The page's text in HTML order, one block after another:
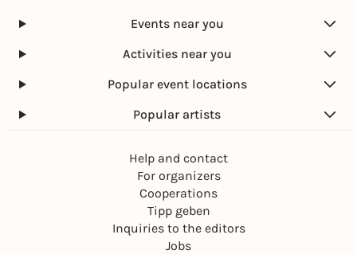
Events near you
Activities near you
Popular event locations
Popular artists
Help and contact
For organizers
Cooperations
Tipp geben
Inquiries to the editors
Jobs